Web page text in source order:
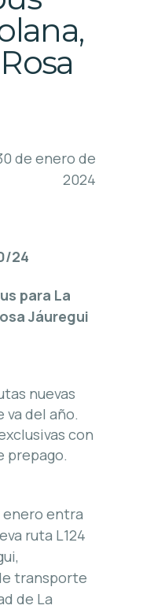
de enero de
2024
24
para La
Jáuregui
nuevas
va del año.
con
prepago.
enero entra
ruta L124
transporte
de La